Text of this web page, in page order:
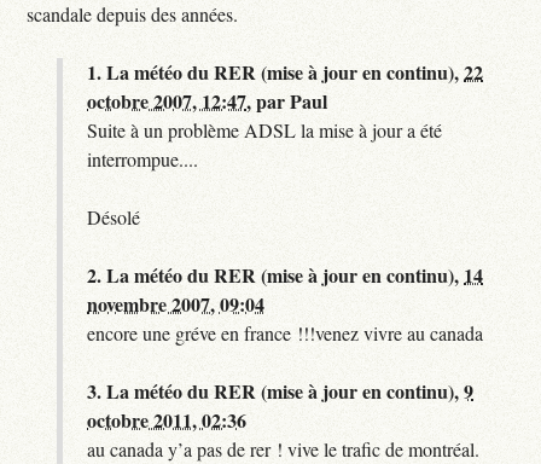
scandale depuis des années.
1.La météo du RER (mise à jour en continu),22
octobre 2007, 12:47,parPaul
Suite à un problème ADSL la mise à jour a été
interrompue....
Désolé
2.La météo du RER (mise à jour en continu), 14
novembre 2007, 09:04
encore une gréve en france !!!venez vivre au canada
3.La météo du RER (mise à jour en continu),9
octobre 2011, 02:36
au canada y’a pas de rer ! vive le trafic de montréal.